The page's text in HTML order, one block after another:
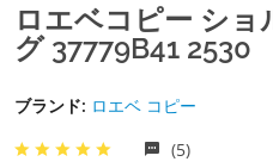
ロエベコピー ショ
グ 37779B41 2530
ブランド: ロエベ コピー
(5)